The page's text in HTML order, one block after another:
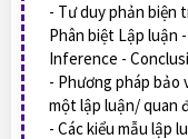
- Tư duy phản biện
Phân biệt Lập luận
Inference -
- Phương pháp bảo
một lập luận/ quan
- Các kiểu mẫu lập